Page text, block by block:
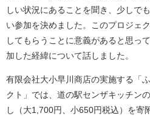
しい状況にあることを聞き、少しで
い参加を決めました。このプロジェ
してもらうことに意義があると思っ
加した経緯について話しました。
有限会社大小早川商店の実施する「
クト」では、道の駅センザキッチン
し（大1,700円、小650円税込）を寄